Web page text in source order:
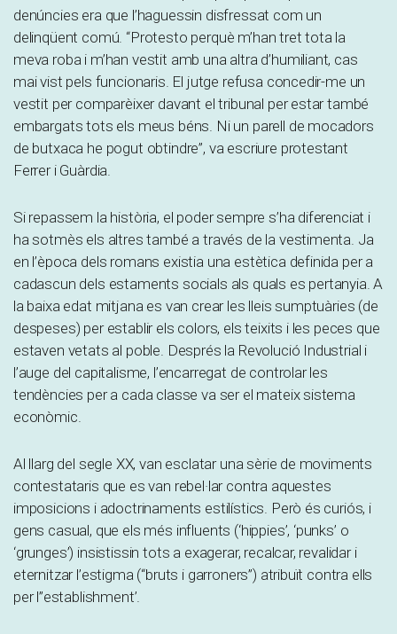
denúncies era que l’haguessin disfressat com un
delinqüent comú. “Protesto perquè m’han tret tota la
meva roba i m’han vestit amb una altra d’humiliant, cas
mai vist pels funcionaris. El jutge refusa concedir-me un
vestit per comparèixer davant el tribunal per estar també
embargats tots els meus béns. Ni un parell de mocadors
de butxaca he pogut obtindre”, va escriure protestant
Ferrer i Guàrdia.
Si repassem la història, el poder sempre s’ha diferenciat i
ha sotmès els altres també a través de la vestimenta. Ja
en l’època dels romans existia una estètica definida per a
cadascun dels estaments socials als quals es pertanyia. A
la baixa edat mitjana es van crear les lleis sumptuàries (de
despeses) per establir els colors, els teixits i les peces que
estaven vetats al poble. Després la Revolució Industrial i
l’auge del capitalisme, l’encarregat de controlar les
tendències per a cada classe va ser el mateix sistema
econòmic.
Al llarg del segle XX, van esclatar una sèrie de moviments
contestataris que es van rebel·lar contra aquestes
imposicions i adoctrinaments estilístics. Però és curiós, i
gens casual, que els més influents (‘hippies’, ‘punks’ o
‘grunges’) insistissin tots a exagerar, recalcar, revalidar i
eternitzar l’estigma (“bruts i garroners”) atribuït contra ells
per l’’establishment’.